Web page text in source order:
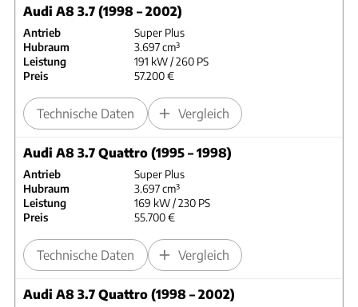
Audi A8 3.7 (1998 – 2002)
Antrieb
Super Plus
Hubraum
3.697 cm³
Leistung
191 kW / 260 PS
Preis
57.200 €
Technische Daten Vergleich
Audi A8 3.7 Quattro (1995 – 1998)
Antrieb
Super Plus
Hubraum
3.697 cm³
Leistung
169 kW / 230 PS
Preis
55.700 €
Technische Daten Vergleich
Audi A8 3.7 Quattro (1998 – 2002)